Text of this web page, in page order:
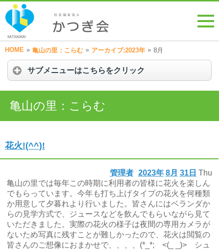
HOME » 亀山の里：こらむ » アーカイブ:2023年 » 8月
サブメニューはこちらをクリック
亀山の里：こらむ
花火!(^^)!
2023年 8月 31日 Thu
管理者
亀山の里では毎年この時期に利用者の皆様に花火を楽しん
でもらっています。今年も打ち上げタイプの花火を何種類
か用意して夕暮れより行いました。皆さんにはベランダか
らの見学方式で、ジュースなどを飲んでもらいながら見て
いただきました。実際の花火の様子は夜間の専用カメラが
ないため写真に残すことが難しかったので、花火は閲覧の
皆さんのご想像におまかせで、、、、(*_*; <(_ _)> シュ